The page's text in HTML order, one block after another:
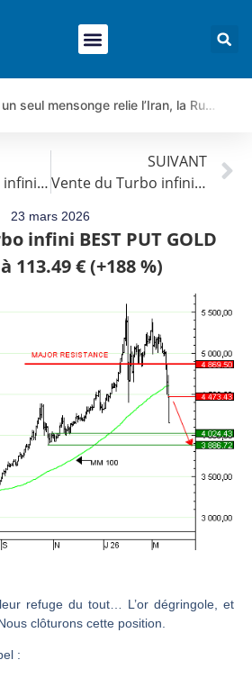
Ce matin, un seul mensonge relie l’Iran, la Russie et Trump | par Louis Antoine Michelet
Ce que Trump, Téhéran et Pékin ne veulent pas que vous voyiez ensemble | par Louis-Antoine Michelet
Vente du Turbo infini BEST PUT COINBASE WO83V à 0,51 € (+46 %)
Tout peut exploser ! | Antoine Quesada – Chrono CAC
DAX40 : Poursuite de la croissance ? | Erick Sebban – Chrono DAX
CAPGEMINI : Un signal haussier avant les résultats ? | Daniel Cohen de Lara – Market Movers
TELEPERFORMANCE : Faut-il acheter avant les résultats ? | Daniel Cohen de Lara – Market Movers
CAC 40 : Vers un nouveau record ? Analyse avant la décision de la Fed | Denis Desclos – Chrono CAC
Bernard Prats-Desclaux : Penser les marchés à l’ère des ruptures | Interview Littéraire
Vente du Turbo infini BEST PUT GOLD DD46V à 113.49 € (+188 %)
SUIVANT
Vente du Turbo infini BEST PUT GOLD DD46V à 113.49 € (+188 %)
23 mars 2026
infini BEST PUT GOLD
113.49 € (+188 %)
refuge du tout… L’or dégringole, et
clôturons cette position.
: